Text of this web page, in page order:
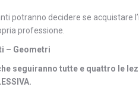
potranno decidere se acquistare
professione.
– Geometri
seguiranno tutte e quattro le